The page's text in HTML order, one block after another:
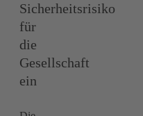
Sicherheitsrisiko
für
die
Gesellschaft
ein